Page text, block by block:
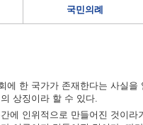
국민의례
에 한 국가가 존재한다는 사실
상징이라 할 수 있다.
에 인위적으로 만들어진 것이